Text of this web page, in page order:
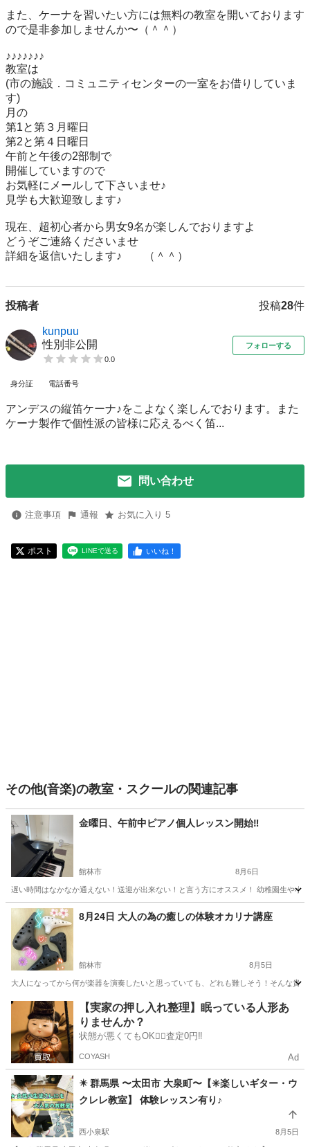
また、ケーナを習いたい方には無料の教室を開いております
ので是非参加しませんか〜（＾＾）
♪♪♪♪♪♪♪
教室は
(市の施設．コミュニティセンターの一室をお借りしていま
す)
月の
第1と第３月曜日
第2と第４日曜日
午前と午後の2部制で
開催していますので
お気軽にメールして下さいませ♪
見学も大歓迎致します♪
現在、超初心者から男女9名が楽しんでおりますよ
どうぞご連絡くださいませ
投稿者 投稿28件
kunpuu
性別非公開
0.0
フォローする
身分証 電話番号
アンデスの縦笛ケーナ♪をこよなく楽しんでおります。また
ケーナ製作で個性派の皆様に応えるべく笛...
問い合わせ
注意事項 通報 お気に入り 5
ポスト LINEで送る いいね！
その他(音楽)の教室・スクールの関連記事
金曜日、午前中ピアノ個人レッスン開始‼️
館林市 8月6日
遅い時間はなかなか通えない！送迎が出来ない！と言う方にオススメ！ 幼稚園生や
群馬 館林市 その他 リズム
8月24日 大人の為の癒しの体験オカリナ講座
館林市 8月5日
大人になってから何が楽器を演奏したいと思っていても、どれも難しそう！そんな貴
群馬 館林市 その他
【実家の押し入れ整理】眠っている人形あ
りませんか？
状態が悪くてもOK🙆‍♀️査定0円‼️
COYASH Ad
✴️ 群馬県 〜太田市 大泉町〜【✳️楽しいギター・ウ
クレレ教室】 体験レッスン有り♪
西小泉駅 8月5日